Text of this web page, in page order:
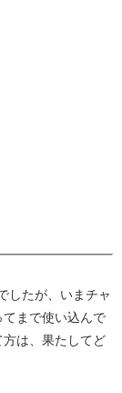
したが、いまチャ
まで使い込んで
は、果たしてど